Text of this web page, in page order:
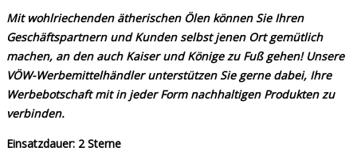
Mit wohlriechenden ätherischen Ölen können Sie Ihren
Geschäftspartnern und Kunden selbst jenen Ort gemütlich
machen, an den auch Kaiser und Könige zu Fuß gehen! Unsere
VÖW-Werbemittelhändler unterstützen Sie gerne dabei, Ihre
Werbebotschaft mit in jeder Form nachhaltigen Produkten zu
verbinden.
Einsatzdauer: 2 Sterne